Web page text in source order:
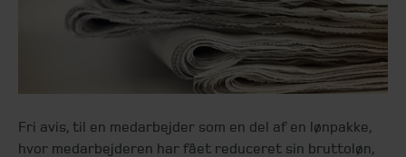
Fri avis, til en medarbejder som en del af en lønpakke,
hvor medarbejderen har fået reduceret sin bruttoløn,